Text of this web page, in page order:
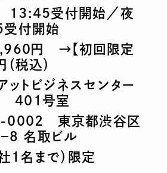
13:45受付開始／夜
受付開始
円 →【初回限定
税込）
トビジネスセンター
401号室
東京都渋谷区
８ 名取ビル
1名まで）限定